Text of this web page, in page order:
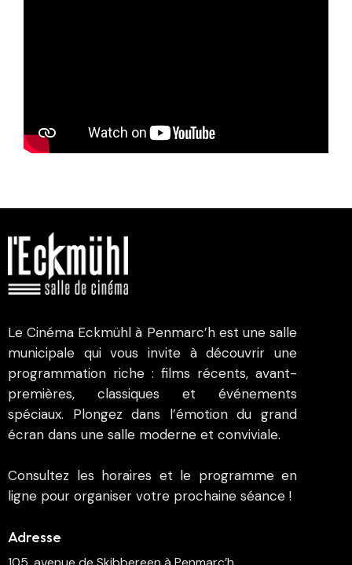
Le Cinéma Eckmühl à Penmarc’h est une salle
municipale qui vous invite à découvrir une
programmation riche : films récents, avant-
premières, classiques et événements
spéciaux. Plongez dans l’émotion du grand
écran dans une salle moderne et conviviale.
Consultez les horaires et le programme en
ligne pour organiser votre prochaine séance !
Adresse